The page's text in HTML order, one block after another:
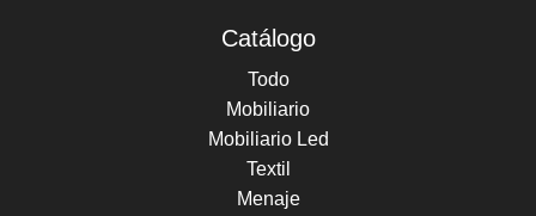
Catálogo
Todo
Mobiliario
Mobiliario Led
Textil
Menaje